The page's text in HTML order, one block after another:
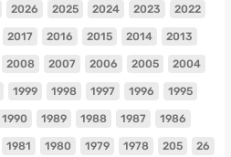
2026 2025 2024 2023 2022
2017 2016 2015 2014 2013
2008 2007 2006 2005 2004
1999 1998 1997 1996 1995
1990 1989 1988 1987 1986
1981 1980 1979 1978 205 26